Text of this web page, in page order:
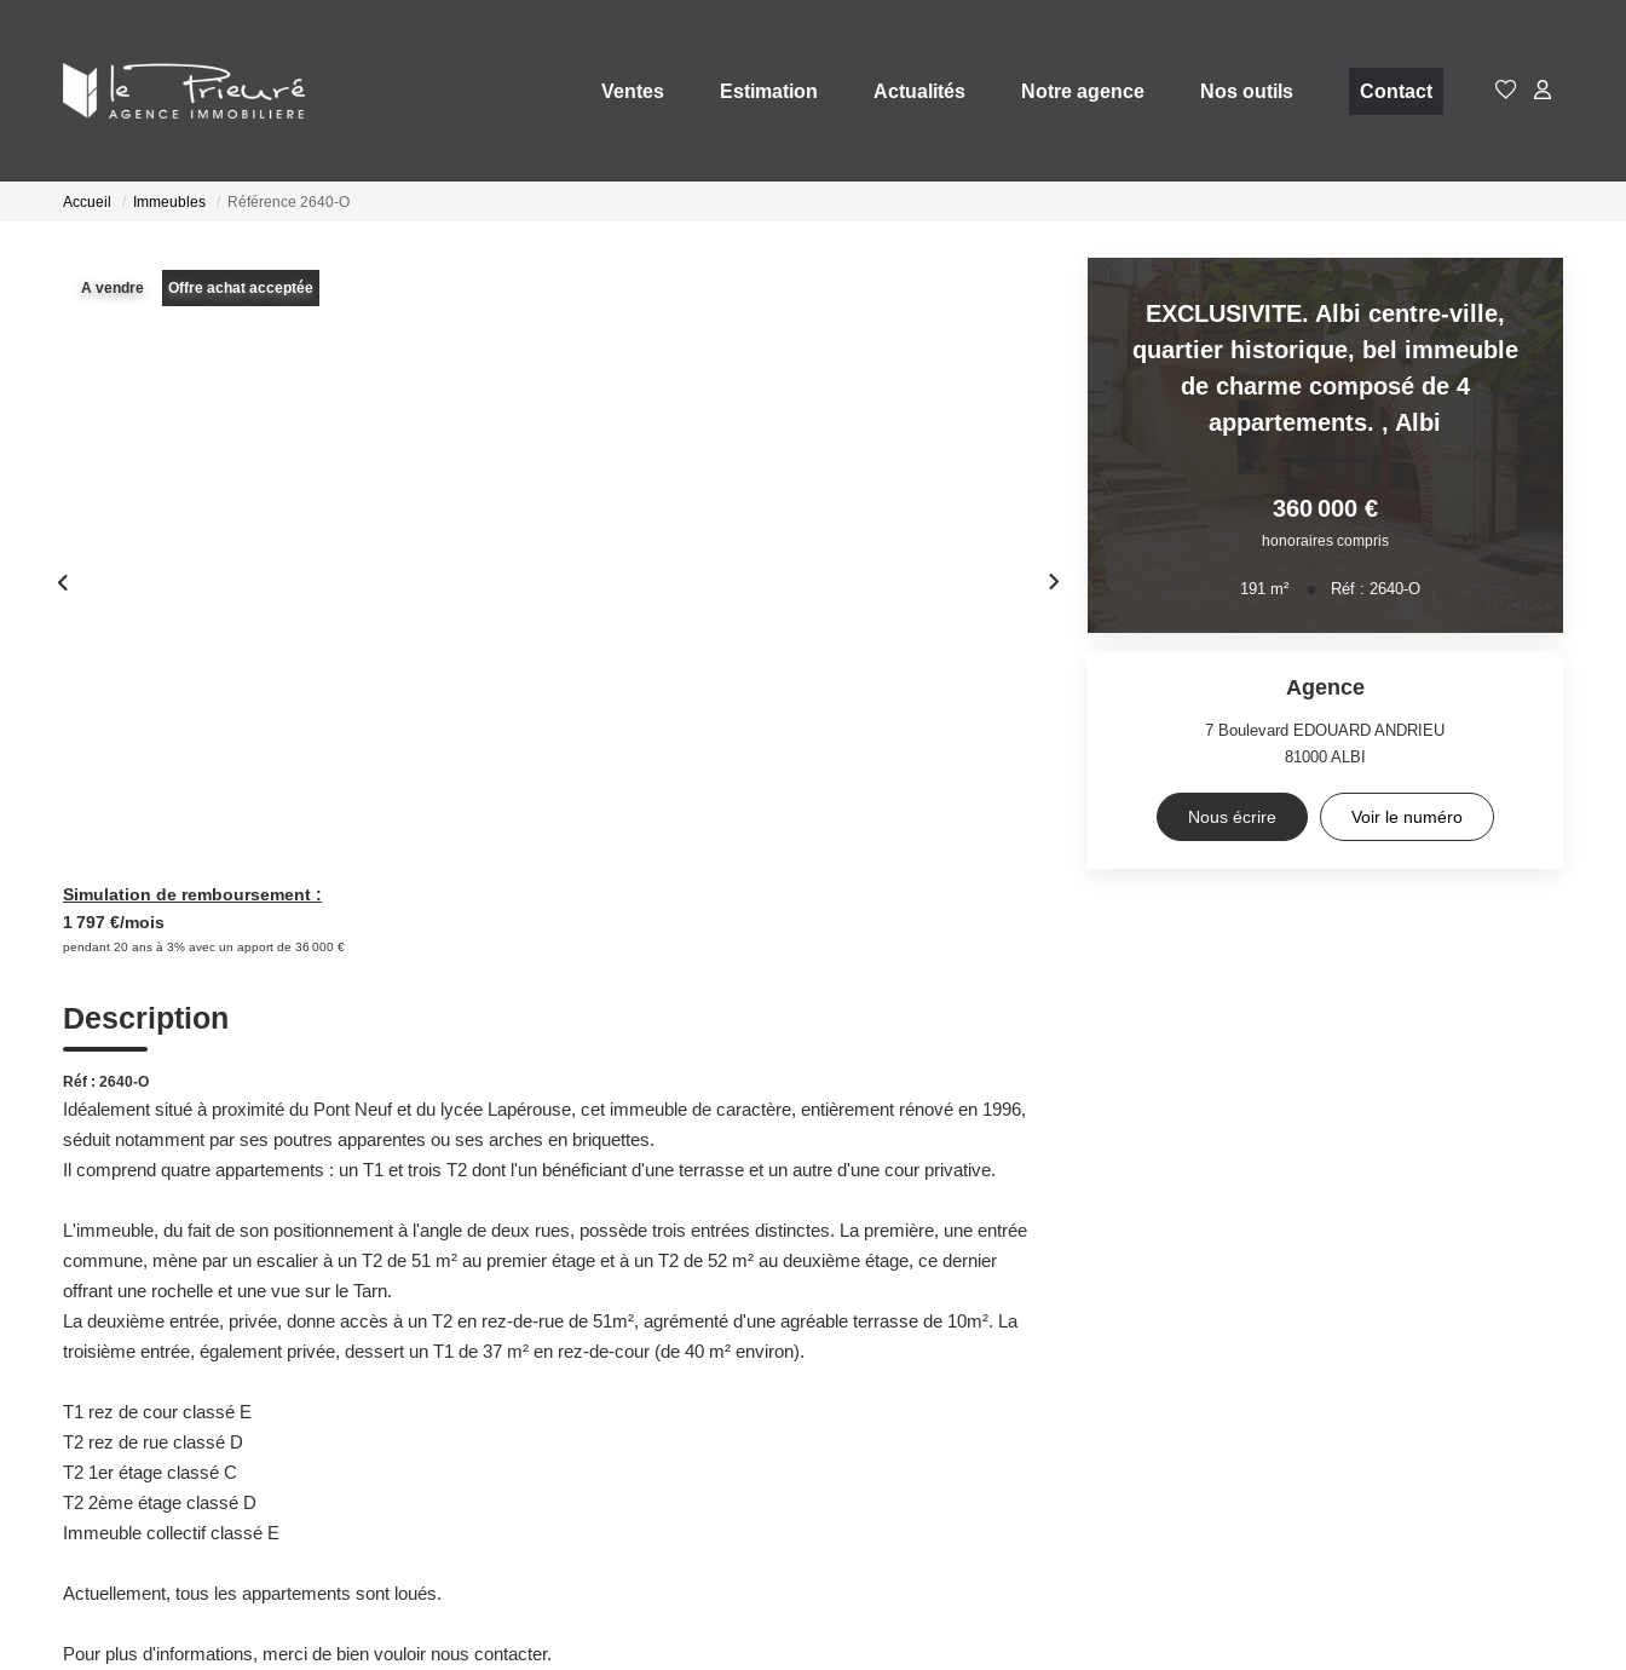
Ventes Estimation Actualités Notre agence Nos outils Contact
Accueil Immeubles Référence 2640-O
A vendre Offre achat acceptée
Simulation de remboursement :
1 797 €/mois
pendant 20 ans à 3% avec un apport de 36 000 €
Description
Réf : 2640-O
Idéalement situé à proximité du Pont Neuf et du lycée Lapérouse, cet immeuble de caractère, entièrement rénové en 1996,
séduit notamment par ses poutres apparentes ou ses arches en briquettes.
Il comprend quatre appartements : un T1 et trois T2 dont l'un bénéficiant d'une terrasse et un autre d'une cour privative.
L'immeuble, du fait de son positionnement à l'angle de deux rues, possède trois entrées distinctes. La première, une entrée
commune, mène par un escalier à un T2 de 51 m² au premier étage et à un T2 de 52 m² au deuxième étage, ce dernier
offrant une rochelle et une vue sur le Tarn.
La deuxième entrée, privée, donne accès à un T2 en rez-de-rue de 51m², agrémenté d'une agréable terrasse de 10m². La
troisième entrée, également privée, dessert un T1 de 37 m² en rez-de-cour (de 40 m² environ).
T1 rez de cour classé E
T2 rez de rue classé D
T2 1er étage classé C
T2 2ème étage classé D
Immeuble collectif classé E
Actuellement, tous les appartements sont loués.
Pour plus d'informations, merci de bien vouloir nous contacter.
EXCLUSIVITE. Albi centre-ville,
quartier historique, bel immeuble
de charme composé de 4
appartements. , Albi
360 000 €
honoraires compris
191 m² Réf : 2640-O
Agence
7 Boulevard EDOUARD ANDRIEU
81000 ALBI
Nous écrire Voir le numéro